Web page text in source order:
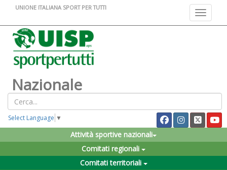
Toggle
UNIONE ITALIANA SPORT PER TUTTI
Nazionale
Select Language ▼
Attività sportive nazionali
Comitati regionali
Comitati territoriali